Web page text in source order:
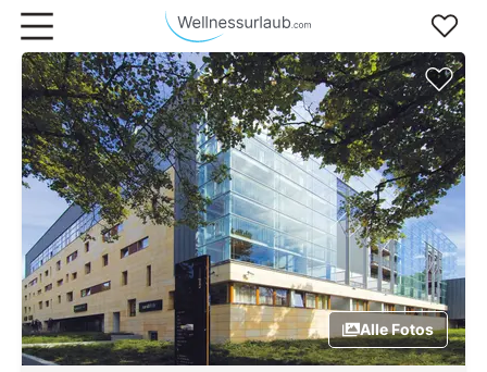
Zum Hauptinhalt springen
Alle Fotos